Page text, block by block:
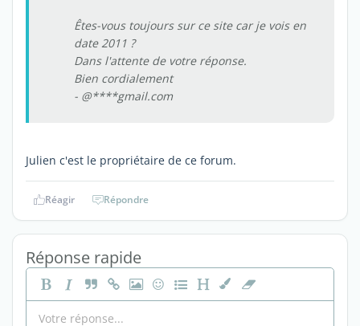
Êtes-vous toujours sur ce site car je vois en
date 2011 ?
Dans l'attente de votre réponse.
Bien cordialement
- @****gmail.com
Julien c'est le propriétaire de ce forum.
Réagir Répondre
Réponse rapide